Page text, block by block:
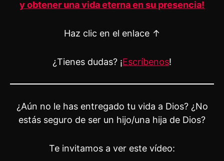
y obtener una vida eterna en su presencia!
Haz clic en el enlace ↑
¿Tienes dudas? ¡Escríbenos!
¿Aún no le has entregado tu vida a Dios? ¿No
estás seguro de ser un hijo/una hija de Dios?
Te invitamos a ver este vídeo: